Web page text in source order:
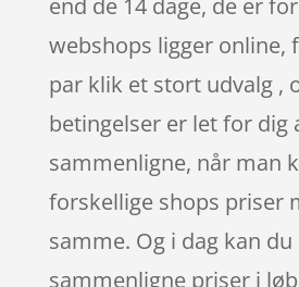
webshops ligger online,
par klik et stort udvalg ,
betingelser er let for dig
sammenligne, når man
forskellige shops priser
samme. Og i dag kan
sammenligne priser i